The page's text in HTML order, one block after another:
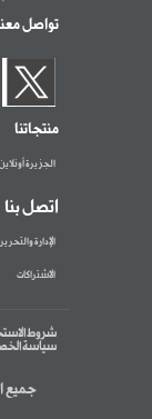
تواصل
منتجاتنا
الجزيرة أونلاين
اتصل بنا
الإدارة والتحرير
الاشتراكات
شروط
سياسة
جميع